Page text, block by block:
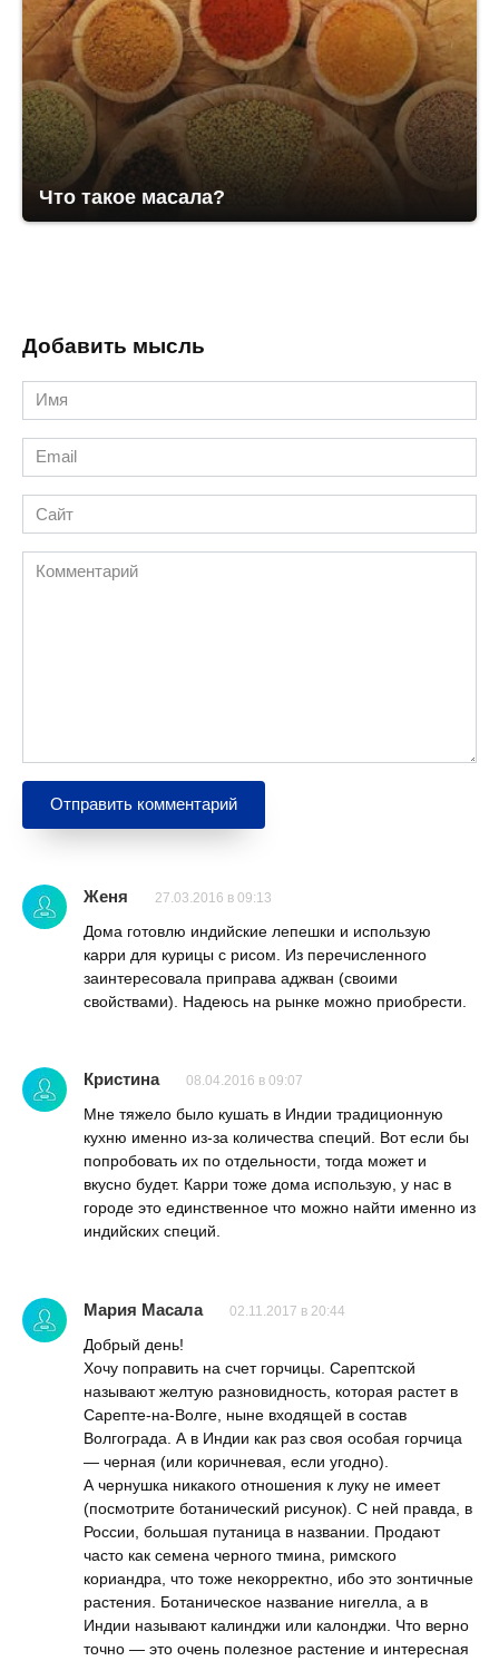
Что такое масала?
Добавить мысль
Имя
*
Email
*
Сайт
Комментарий
Женя 27.03.2016 в 09:13
Дома готовлю индийские лепешки и использую
карри для курицы с рисом. Из перечисленного
заинтересовала приправа аджван (своими
свойствами). Надеюсь на рынке можно приобрести.
Кристина 08.04.2016 в 09:07
Мне тяжело было кушать в Индии традиционную
кухню именно из-за количества специй. Вот если бы
попробовать их по отдельности, тогда может и
вкусно будет. Карри тоже дома использую, у нас в
городе это единственное что можно найти именно из
индийских специй.
Мария Масала 02.11.2017 в 20:44
Добрый день!
Хочу поправить на счет горчицы. Сарептской
называют желтую разновидность, которая растет в
Сарепте-на-Волге, ныне входящей в состав
Волгограда. А в Индии как раз своя особая горчица
— черная (или коричневая, если угодно).
А чернушка никакого отношения к луку не имеет
(посмотрите ботанический рисунок). С ней правда, в
России, большая путаница в названии. Продают
часто как семена черного тмина, римского
кориандра, что тоже некорректно, ибо это зонтичные
растения. Ботаническое название нигелла, а в
Индии называют калинджи или калонджи. Что верно
точно — это очень полезное растение и интересная